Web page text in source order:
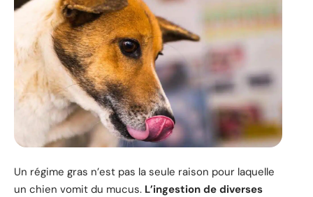
Un régime gras n’est pas la seule raison pour laquelle
un chien vomit du mucus. L’ingestion de diverses